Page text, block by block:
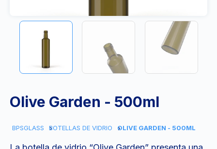
Olive Garden - 500ml
BPSGLASS BOTELLAS DE VIDRIO OLIVE GARDEN - 500ML